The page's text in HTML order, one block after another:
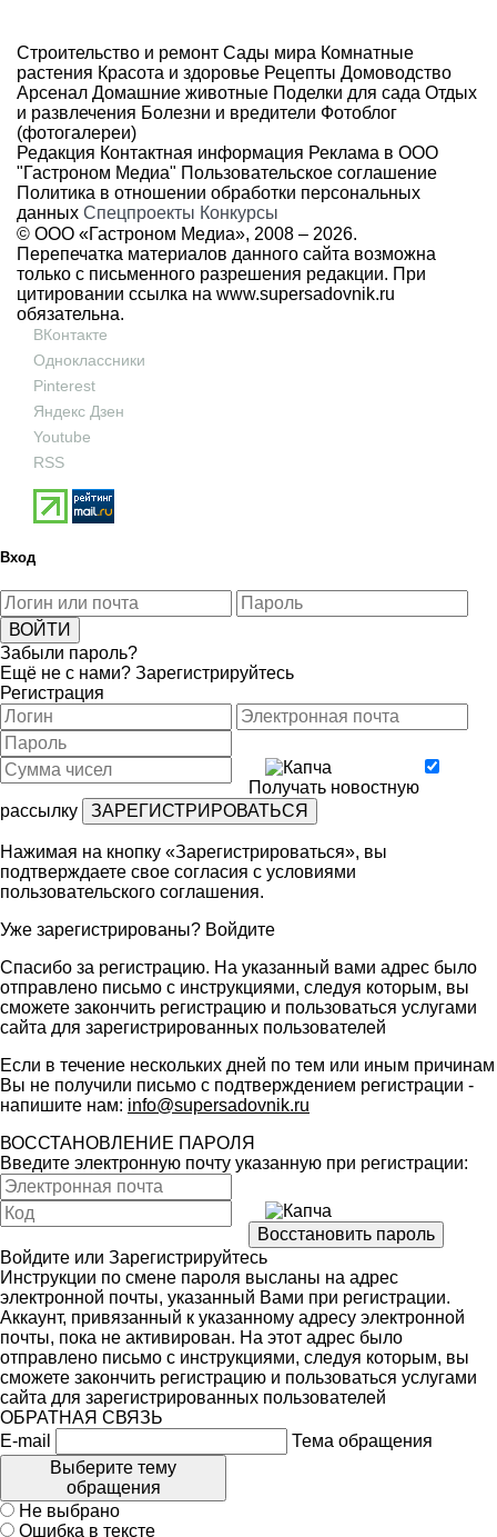
Строительство и ремонт Сады мира Комнатные
растения Красота и здоровье Рецепты Домоводство
Арсенал Домашние животные Поделки для сада Отдых
и развлечения Болезни и вредители Фотоблог
(фотогалереи)
Редакция Контактная информация Реклама в ООО
"Гастроном Медиа" Пользовательское соглашение
Политика в отношении обработки персональных
данных Спецпроекты Конкурсы
© ООО «Гастроном Медиа», 2008 – 2026.
Перепечатка материалов данного сайта возможна
только с письменного разрешения редакции. При
цитировании ссылка на www.supersadovnik.ru
обязательна.
ВКонтакте
Одноклассники
Pinterest
Яндекс Дзен
Youtube
RSS
Вход
Забыли пароль?
Ещё не с нами? Зарегистрируйтесь
Регистрация
Получать новостную
рассылку
Нажимая на кнопку «Зарегистрироваться», вы
подтверждаете свое согласия с условиями
пользовательского соглашения.
Уже зарегистрированы? Войдите
Спасибо за регистрацию. На указанный вами адрес было
отправлено письмо с инструкциями, следуя которым, вы
сможете закончить регистрацию и пользоваться услугами
сайта для зарегистрированных пользователей
Если в течение нескольких дней по тем или иным причинам
Вы не получили письмо с подтверждением регистрации -
напишите нам: info@supersadovnik.ru
ВОССТАНОВЛЕНИЕ ПАРОЛЯ
Введите электронную почту указанную при регистрации:
Войдите или Зарегистрируйтесь
Инструкции по смене пароля высланы на адрес
электронной почты, указанный Вами при регистрации.
Аккаунт, привязанный к указанному адресу электронной
почты, пока не активирован. На этот адрес было
отправлено письмо с инструкциями, следуя которым, вы
сможете закончить регистрацию и пользоваться услугами
сайта для зарегистрированных пользователей
ОБРАТНАЯ СВЯЗЬ
E-mail
Тема обращения
Выберите тему
обращения
Не выбрано
Ошибка в тексте